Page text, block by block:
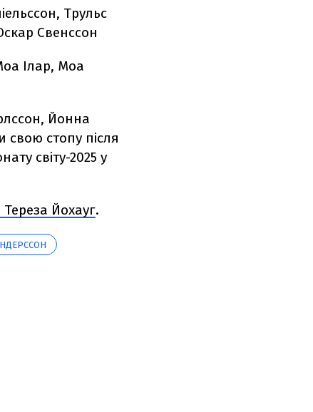
Трульс
Свенссон
Ілар, Моа
Йонна
свою стопу після
світу-2025 у
Тереза Йохауг.